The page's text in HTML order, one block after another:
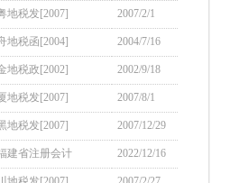
地税发[2007] 2007/2/1
地税函[2004] 2004/7/16
地税政[2002] 2002/9/18
地税发[2007] 2007/8/1
地税发[2007] 2007/12/29
建省注册会计 2022/12/16